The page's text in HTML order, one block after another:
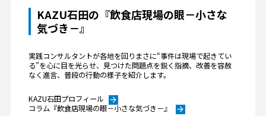
KAZU石田の『飲食店現場の眼－小さな
気づき－』
実践コンサルタントが各地を回りまさに“事件は現場で起きてい
る”を心に目を光らせ、見つけた問題点を鋭く指摘、改善を容赦
なく進言、普段の行動の様子を紹介します。
KAZU石田プロフィール arrow_forward
コラム『飲食店現場の眼－小さな気づき－』 arrow_forward